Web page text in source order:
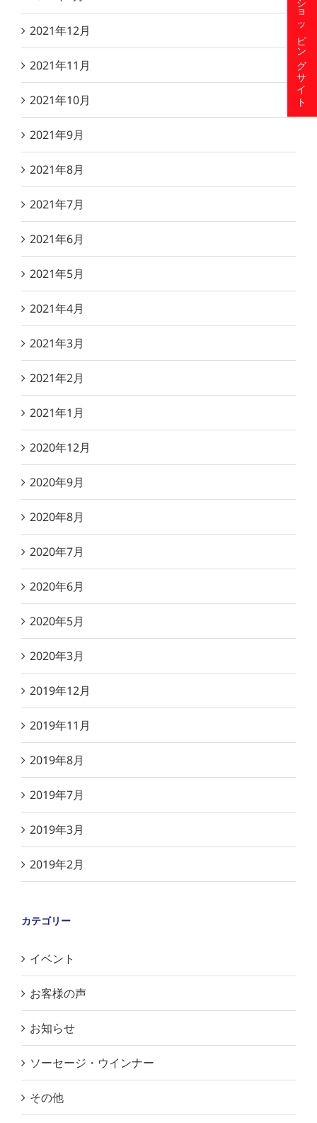
2021年12月
2021年11月
2021年10月
2021年9月
2021年8月
2021年7月
2021年6月
2021年5月
2021年4月
2021年3月
2021年2月
2021年1月
2020年12月
2020年9月
2020年8月
2020年7月
2020年6月
2020年5月
2020年3月
2019年12月
2019年11月
2019年8月
2019年7月
2019年3月
2019年2月
カテゴリー
イベント
お客様の声
お知らせ
ソーセージ・ウインナー
その他
ショッピングサイト